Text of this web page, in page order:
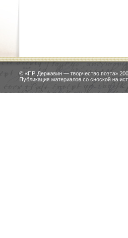
© «Г.Р. Державин — творчество поэта»
Публикация материалов со сноской на